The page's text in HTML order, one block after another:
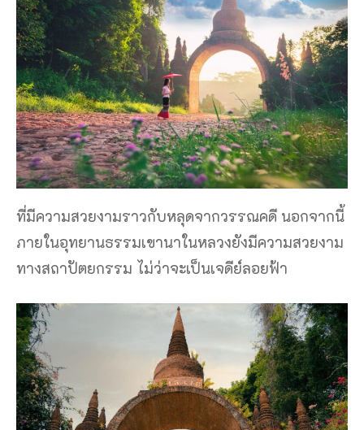
ที่มีความสวยงามราวกับหลุดจากวรรณคดี นอกจากนี้
ภายในอุทยานธรรมเขานาในหลวงยังมีความสวยงาม
ทางสถาปัตยกรรม ไม่ว่าจะเป็นเจดีย์ลอยฟ้า